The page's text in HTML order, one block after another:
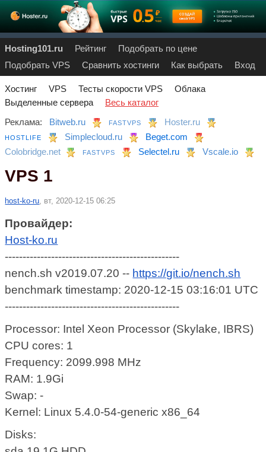
Hosting101.ru Рейтинг
Подобрать по цене
Подобрать VPS
Сравнить хостинги Как выбрать Вход
Хостинг VPS Тесты скорости VPS
Облака
Выделенные сервера
Весь каталог
Реклама:
Bitweb.ru FASTVPS Hoster.ru
HOSTLIFE Simplecloud.ru
Beget.com
Colobridge.net
FASTVPS Selectel.ru Vscale.io
VPS 1
host-ko-ru, вт, 2020-12-15 06:25
Провайдер:
Host-ko.ru
-------------------------------------------------
nench.sh v2019.07.20 -- https://git.io/nench.sh
benchmark timestamp: 2020-12-15 03:16:01 UTC
-------------------------------------------------
Processor: Intel Xeon Processor (Skylake, IBRS)
CPU cores: 1
Frequency: 2099.998 MHz
RAM: 1.9Gi
Swap: -
Kernel: Linux 5.4.0-54-generic x86_64
Disks: